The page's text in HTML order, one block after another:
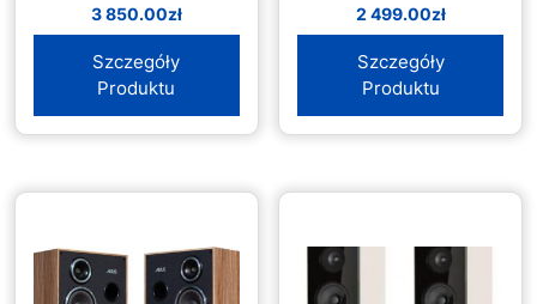
3 850.00zł
Szczegóły
Produktu
2 499.00zł
Szczegóły
Produktu